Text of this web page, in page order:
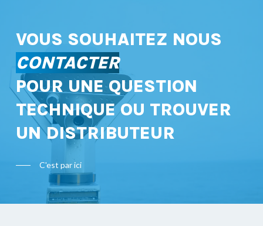
VOUS SOUHAITEZ NOUS
CONTACTER
POUR UNE QUESTION
TECHNIQUE OU TROUVER
UN DISTRIBUTEUR
C'est par ici